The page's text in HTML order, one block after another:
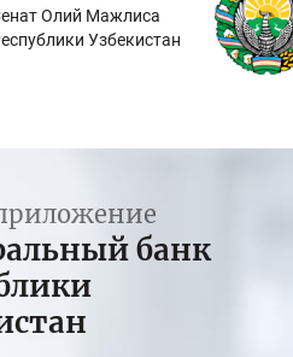
Олий Мажлиса
Узбекистан
банк